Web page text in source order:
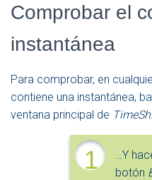
Comprobar el
instantánea
Para comprobar, en
contiene una instantánea,
ventana principal de
1
…Y
botón